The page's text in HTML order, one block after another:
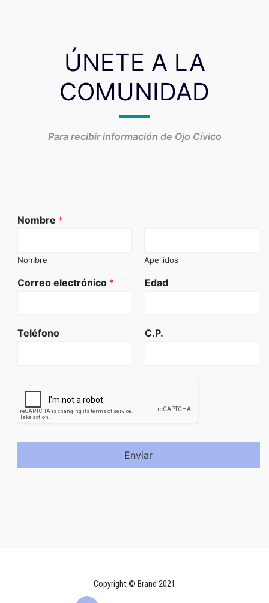
ÚNETE A LA
COMUNIDAD
Para recibir información de Ojo Cívico
Nombre *
Nombre Apellidos
Correo electrónico * Edad
Teléfono C.P.
Enviar
Copyright © Brand 2021